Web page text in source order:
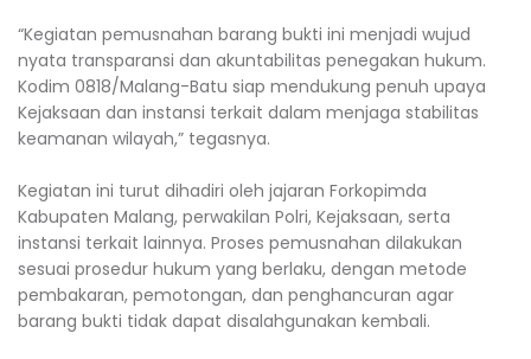
“Kegiatan pemusnahan barang bukti ini menjadi wujud
nyata transparansi dan akuntabilitas penegakan hukum.
Kodim 0818/Malang-Batu siap mendukung penuh upaya
Kejaksaan dan instansi terkait dalam menjaga stabilitas
keamanan wilayah,” tegasnya.
Kegiatan ini turut dihadiri oleh jajaran Forkopimda
Kabupaten Malang, perwakilan Polri, Kejaksaan, serta
instansi terkait lainnya. Proses pemusnahan dilakukan
sesuai prosedur hukum yang berlaku, dengan metode
pembakaran, pemotongan, dan penghancuran agar
barang bukti tidak dapat disalahgunakan kembali.